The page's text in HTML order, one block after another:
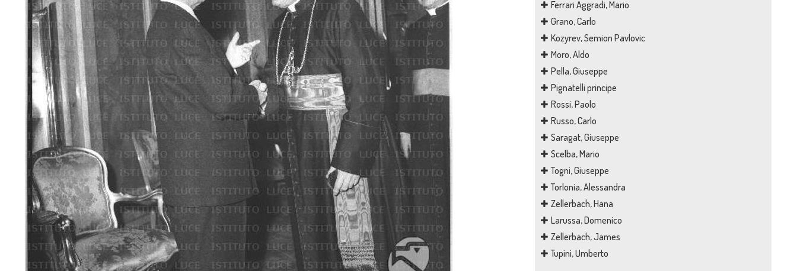
Ferrari Aggradi, Mario
Grano, Carlo
Kozyrev, Semion Pavlovic
Moro, Aldo
Pella, Giuseppe
Pignatelli principe
Rossi, Paolo
Russo, Carlo
Saragat, Giuseppe
Scelba, Mario
Togni, Giuseppe
Torlonia, Alessandra
Zellerbach, Hana
Larussa, Domenico
Zellerbach, James
Tupini, Umberto